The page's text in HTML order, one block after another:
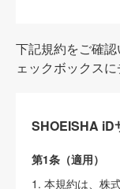
下記規約をご確
ェックボックス
SHOEISHA iD
第1条（適用）
1. 本規約は、株